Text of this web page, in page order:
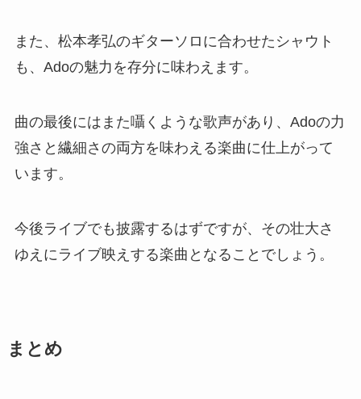
また、松本孝弘のギターソロに合わせたシャウト
も、Adoの魅力を存分に味わえます。
曲の最後にはまた囁くような歌声があり、Adoの力
強さと繊細さの両方を味わえる楽曲に仕上がって
います。
今後ライブでも披露するはずですが、その壮大さ
ゆえにライブ映えする楽曲となることでしょう。
まとめ